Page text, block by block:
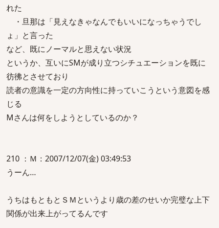
れた
・旦那は「見えなきゃなんでもいいになっちゃうでし
ょ」と言った
など、既にノーマルと思えない状況
というか、互いにSMが成り立つシチュエーションを既に
彷彿とさせており
読者の意識を一定の方向性に持っていこうという意図を感
じる
Mさんは何をしようとしているのか？
210 ：Ｍ：2007/12/07(金) 03:49:53
うーん…
うちはもともとＳＭというより歳の差のせいか完璧な上下
関係が出来上がってるんです